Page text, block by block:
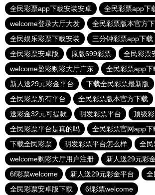
全民彩票app下载安装安卓
全民彩票app下
welcome登录大厅大发
全民彩票版本官方
全民娱乐彩票下载安装
三分钟彩票app下载
全民彩票安卓版
原版699彩票
全民彩票
welcome盈彩购彩大厅广东
全民彩票app下
新人送29元彩金平台
下载全民彩票最新版
全民彩票所有平台
全民彩票版本官方下载
送彩金32元可提款
明发彩票平台
顶级
全民彩票平台是真的吗
全民彩票官网app下
下载全民彩票
明发彩票平台怎么样
全民
welcome购彩大厅用户注册
新人送29元彩
6f彩票welcome
新人送29元彩金平台
全
全民彩票安卓版下载
6f彩票welcome